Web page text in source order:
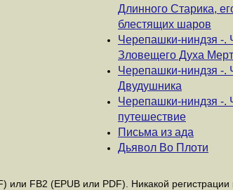
Длинного Старика,
блестящих шаров
Черепашки-ниндзя -.
Зловещего Духа
Черепашки-ниндзя -.
Двудушника
Черепашки-ниндзя -.
путешествие
Письма из ада
Дьявол Во Плоти
FB2 (EPUB или PDF). Никакой регистрации